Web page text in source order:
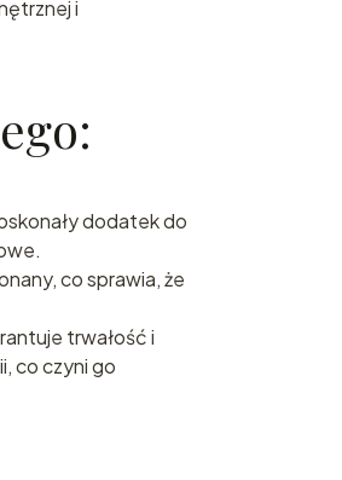
i
dodatek do
co sprawia, że
trwałość i
co czyni go